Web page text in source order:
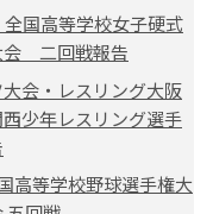
国高等学校女子硬式
会 二回戦報告
会・レスリング大阪
少年レスリング選手
高等学校野球選手権大